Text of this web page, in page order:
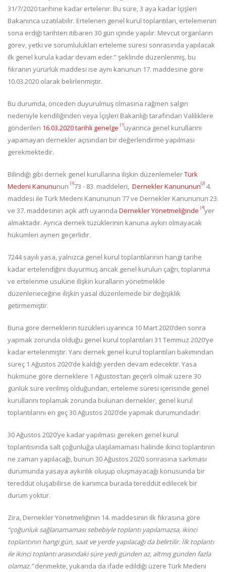
31/7/2020 tarihine kadar ertelenir. Bu süre, 3 aya kadar İçişleri
Bakanınca uzatılabilir. Ertelenen genel kurul toplantıları, ertelemenin
sona erdiği tarihten itibaren 30 gün içinde yapılır. Mevcut organların
görev, yetki ve sorumlulukları erteleme süresi sonrasında yapılacak
ilk genel kurula kadar devam eder.” şeklinde düzenlenmiş, bu
fıkranın yürürlük maddesi ise aynı kanunun 17. maddesine göre
10.03.2020 olarak belirlenmiştir.
Bu durumda, önceden duyurulmuş olmasına rağmen salgın
nedeniyle kendiliğinden veya İçişleri Bakanlığı tarafından Valiliklere
gönderilen 16.03.2020 tarihli genelge [1]uyarınca genel kurullarını
yapamayan dernekler açısından bir değerlendirme yapılması
gerekmektedir.
Bilindiği gibi dernek genel kurullarına ilişkin düzenlemelerTürk
Medeni Kanununun [2]73 - 83. maddeleri, Dernekler Kanununun[3] 4.
maddesi ile Türk Medeni Kanununun 77 ve Dernekler Kanununun 23.
ve 37. maddesinin açık atfı uyarında Dernekler Yönetmeliğinde [4]yer
almaktadır. Ayrıca dernek tüzüklerinin kanuna aykırı olmayacak
hükümleri aynen geçerlidir.
7244 sayılı yasa, yalnızca genel kurul toplantılarının hangi tarihe
kadar ertelendiğini duyurmuş ancak genel kurulun çağrı, toplanma
ve ertelenme usulüne ilişkin kuralların yönetmelikle
düzenleneceğine ilişkin yasal düzenlemede bir değişiklik
getirmemiştir.
Buna göre derneklerin tüzükleri uyarınca 10 Mart 2020’den sonra
yapmak zorunda olduğu genel kurul toplantıları 31 Temmuz 2020’ye
kadar ertelenmiştir. Yani dernek genel kurul toplantıları bakımından
süreç 1 Ağustos 2020’de kaldığı yerden devam edecektir. Yasa
hükmüne göre derneklere 1 Ağustos’tan geçerli olmak üzere 30
günlük süre verilmiş olduğundan, erteleme süresi içerisinde genel
kurullarını toplamak zorunda bulunan dernekler, genel kurul
toplantılarını en geç 30 Ağustos 2020’de yapmak durumundadır.
30 Ağustos 2020’ye kadar yapılması gereken genel kurul
toplantısında salt çoğunluğa ulaşılamaması halinde ikinci toplantının
ne zaman yapılacağı, bunun 30 Ağustos 2020 sonrasına sarkması
durumunda yasaya aykırılık oluşup oluşmayacağı konusunda bir
tereddüt oluşabilirse de kanımca burada tereddüt edilecek bir
durum yoktur.
Zira, Dernekler Yönetmeliğinin 14. maddesinin ilk fıkrasına göre
“çoğunluk sağlanamaması sebebiyle toplantı yapılamazsa, ikinci
toplantının hangi gün, saat ve yerde yapılacağı da belirtilir. İlk toplantı
ile ikinci toplantı arasındaki süre yedi günden az, altmış günden fazla
olamaz.”denmekte, yukarıda da ifade edildiği üzere Türk Medeni